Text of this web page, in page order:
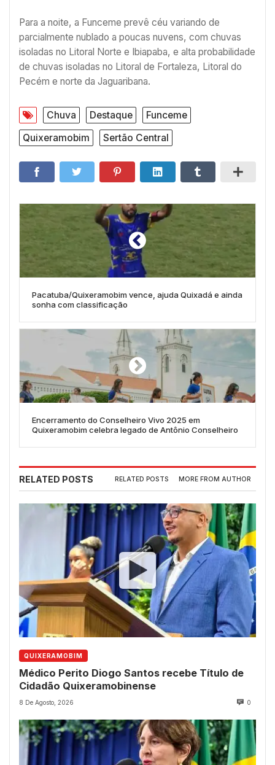
Para a noite, a Funceme prevê céu variando de
parcialmente nublado a poucas nuvens, com chuvas
isoladas no Litoral Norte e Ibiapaba, e alta probabilidade
de chuvas isoladas no Litoral de Fortaleza, Litoral do
Pecém e norte da Jaguaribana.
Chuva Destaque
Funceme
Quixeramobim
Sertão Central
Pacatuba/Quixeramobim vence, ajuda Quixadá e ainda
sonha com classificação
Encerramento do Conselheiro Vivo 2025 em
Quixeramobim celebra legado de Antônio Conselheiro
RELATED POSTS RELATED POSTS MORE FROM AUTHOR
QUIXERAMOBIM
Médico Perito Diogo Santos recebe Título de
Cidadão Quixeramobinense
8 De Agosto, 2026 0